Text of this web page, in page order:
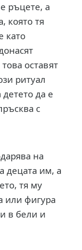
ръцете, а
която тя
като
оставят
ритуал
да е
с
на
децата им, а
тя му
или фигура
в бели и